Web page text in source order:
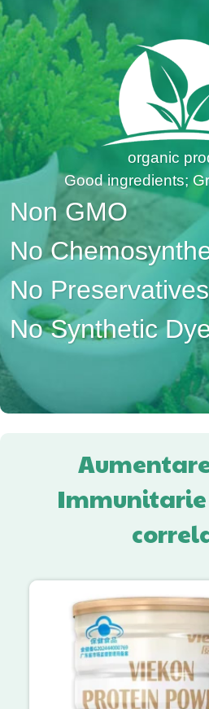
organic
Good ingredients;
Non GMO
No
No Preservatives
No Synthetic